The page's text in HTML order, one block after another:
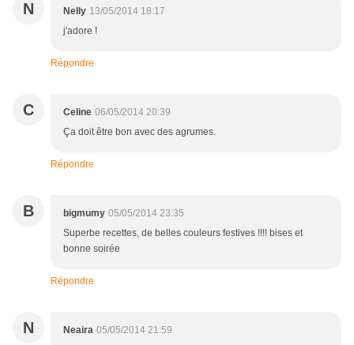
N Nelly 13/05/2014 18:17
j'adore !
Répondre
C Celine 06/05/2014 20:39
Ça doit être bon avec des agrumes.
Répondre
B bigmumy 05/05/2014 23:35
Superbe recettes, de belles couleurs festives !!!! bises et
bonne soirée
Répondre
N Neaira 05/05/2014 21:59